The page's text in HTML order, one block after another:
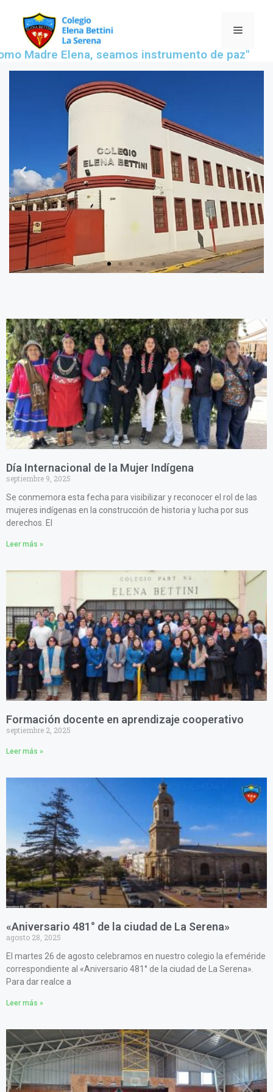
Madre Elena, seamos instrumento de paz"
Día Internacional de la Mujer Indígena
septiembre 9, 2025
Se conmemora esta fecha para visibilizar y reconocer el rol de las
mujeres indígenas en la construcción de historia y lucha por sus
derechos. El
Leer más »
Formación docente en aprendizaje cooperativo
septiembre 2, 2025
Leer más »
«Aniversario 481° de la ciudad de La Serena»
agosto 28, 2025
El martes 26 de agosto celebramos en nuestro colegio la efeméride
correspondiente al «Aniversario 481° de la ciudad de La Serena».
Para dar realce a
Leer más »